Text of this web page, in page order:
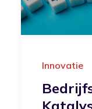
Innovatie